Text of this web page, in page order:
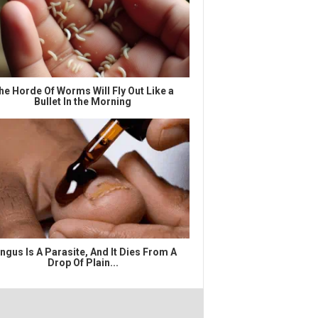
Horde Of Worms Will Fly Out Like a
Bullet In the Morning
Is A Parasite, And It Dies From A
Drop Of Plain...